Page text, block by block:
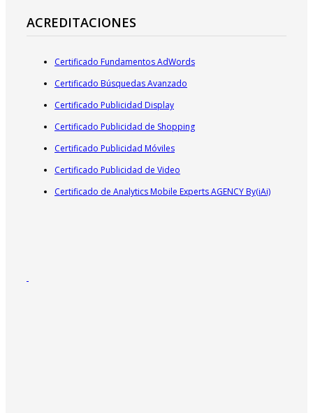
ACREDITACIONES
Certificado Fundamentos AdWords
Certificado Búsquedas Avanzado
Certificado Publicidad Display
Certificado Publicidad de Shopping
Certificado Publicidad Móviles
Certificado Publicidad de Video
Certificado de Analytics Mobile Experts AGENCY By(iAi)